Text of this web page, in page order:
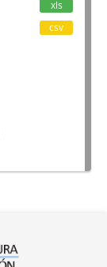
xls
csv